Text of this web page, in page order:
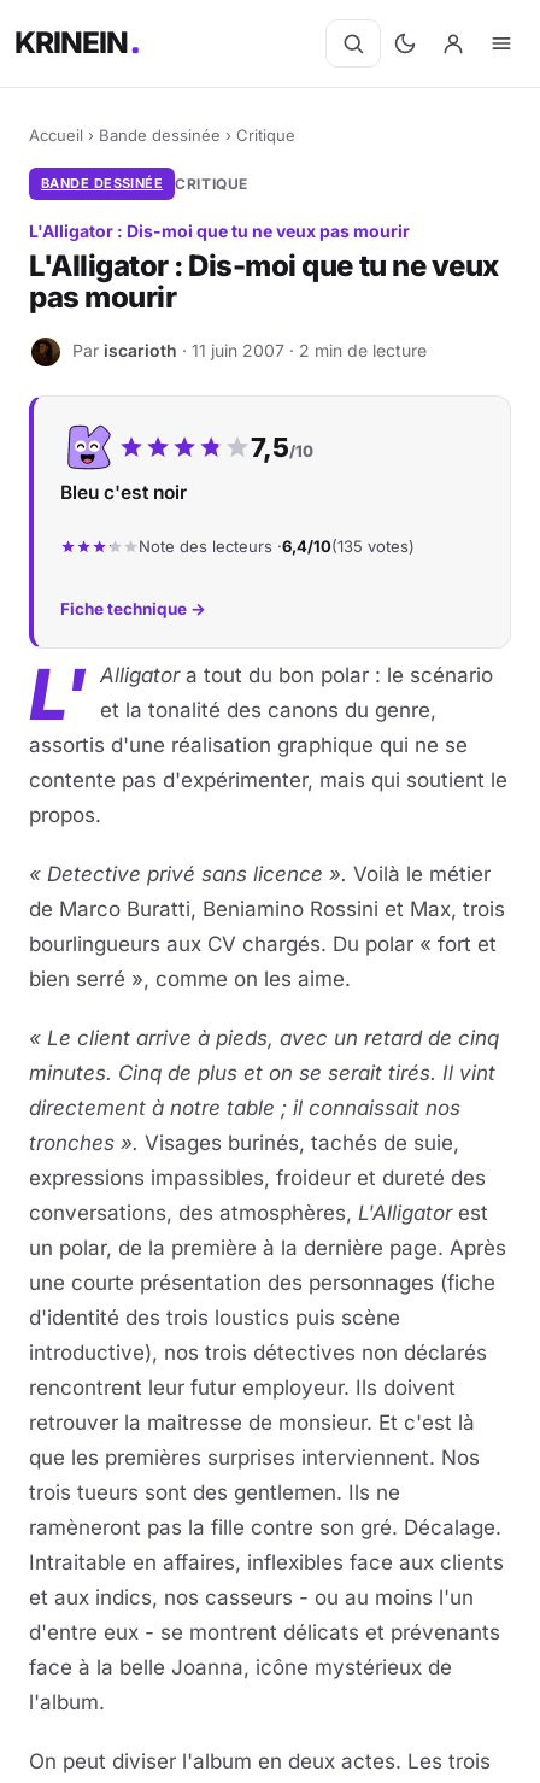
KRINEIN
Accueil › Bande dessinée › Critique
BANDE DESSINÉE CRITIQUE
L'Alligator : Dis-moi que tu ne veux pas mourir
L'Alligator : Dis-moi que tu ne veux
pas mourir
I Par iscarioth · 11 juin 2007 · 2 min de lecture
Notre note :
7,5/10
Bleu c'est noir
Note des lecteurs ·6,4/10(135 votes)
Fiche technique →
L' Alligatora tout du bon polar : le scénario
et la tonalité des canons du genre,
assortis d'une réalisation graphique qui ne se
contente pas d'expérimenter, mais qui soutient le
propos.
« Detective privé sans licence ». Voilà le métier
de Marco Buratti, Beniamino Rossini et Max, trois
bourlingueurs aux CV chargés. Du polar « fort et
bien serré », comme on les aime.
« Le client arrive à pieds, avec un retard de cinq
minutes. Cinq de plus et on se serait tirés. Il vint
directement à notre table ; il connaissait nos
tronches ». Visages burinés, tachés de suie,
expressions impassibles, froideur et dureté des
conversations, des atmosphères, L'Alligatorest
un polar, de la première à la dernière page. Après
une courte présentation des personnages (fiche
d'identité des trois loustics puis scène
introductive), nos trois détectives non déclarés
rencontrent leur futur employeur. Ils doivent
retrouver la maitresse de monsieur. Et c'est là
que les premières surprises interviennent. Nos
trois tueurs sont des gentlemen. Ils ne
ramèneront pas la fille contre son gré. Décalage.
Intraitable en affaires, inflexibles face aux clients
et aux indics, nos casseurs - ou au moins l'un
d'entre eux - se montrent délicats et prévenants
face à la belle Joanna, icône mystérieux de
l'album.
On peut diviser l'album en deux actes. Les trois